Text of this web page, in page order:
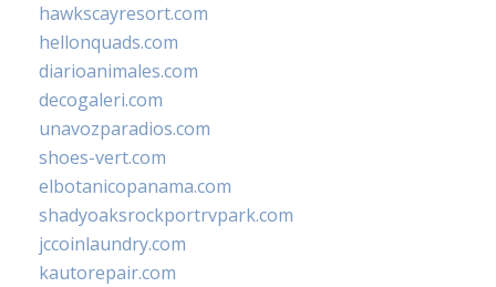
hawkscayresort.com
hellonquads.com
diarioanimales.com
decogaleri.com
unavozparadios.com
shoes-vert.com
elbotanicopanama.com
shadyoaksrockportrvpark.com
jccoinlaundry.com
kautorepair.com